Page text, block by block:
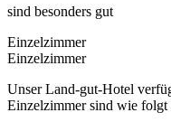
sind besonders gut
Einzelzimmer
Einzelzimmer
Unser Land-gut-Hotel
Einzelzimmer sind wie folgt